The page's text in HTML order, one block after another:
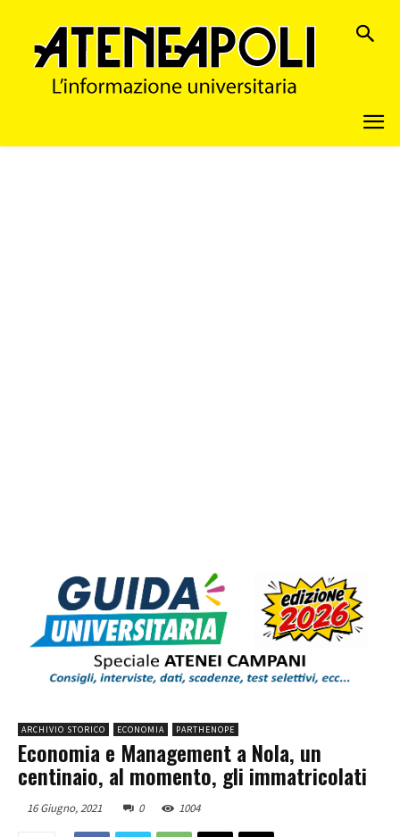
ARCHIVIO STORICO ECONOMIA PARTHENOPE
Economia e Management a Nola, un
centinaio, al momento, gli immatricolati
16 Giugno, 2021 0 1004